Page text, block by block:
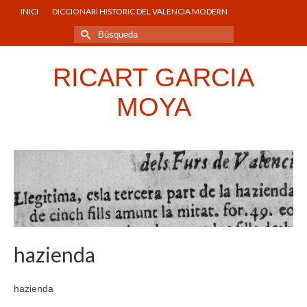
INICI DICCIONARI HISTORIC DEL VALENCIA MODERN
Buscar
por:
RICART GARCIA
MOYA
hazienda
hazienda